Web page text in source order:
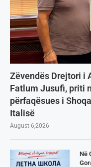
Zëvendës Drejtori i
Fatlum Jusufi, priti
përfaqësues i
Italisë
August 6,2026
Në